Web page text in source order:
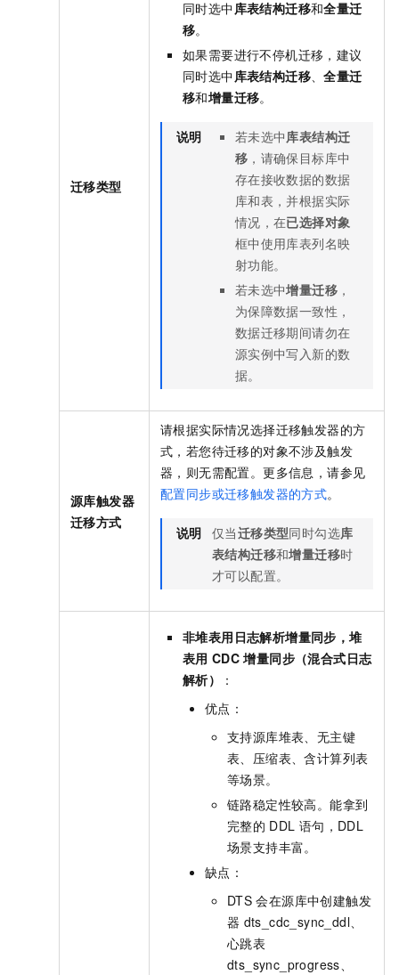
迁移类型
同时选中库表结构迁移和全量迁
移。
如果需要进行不停机迁移，建议
同时选中库表结构迁移 、全量迁
移和增量迁移。
说明 若未选中 库表结构迁
移 ，请确保目标库中
存在接收数据的数据
库和表，并根据实际
情况，在已选择对象
框中使用库表列名映
射功能。
若未选中增量迁移 ，
为保障数据一致性，
数据迁移期间请勿在
源实例中写入新的数
据。
源库触发器
迁移方式
请根据实际情况选择迁移触发器的方
式，若您待迁移的对象不涉及触发
器，则无需配置。更多信息，请参见
配置同步或迁移触发器的方式。
说明 仅当迁移类型同时勾选库
表结构迁移和增量迁移时
才可以配置。
非堆表用日志解析增量同步，堆
表用 CDC 增量同步（混合式日志
解析）
：
优点：
支持源库堆表、无主键
表、压缩表、含计算列表
等场景。
链路稳定性较高。能拿到
完整的 DDL 语句，DDL
场景支持丰富。
缺点：
DTS 会在源库中创建触发
器 dts_cdc_sync_ddl、
心跳表
dts_sync_progress、